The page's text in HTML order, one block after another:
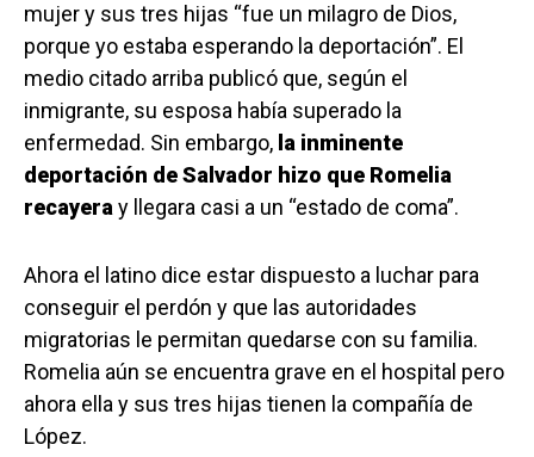
mujer y sus tres hijas “fue un milagro de Dios,
porque yo estaba esperando la deportación”. El
medio citado arriba publicó que, según el
inmigrante, su esposa había superado la
enfermedad. Sin embargo, la inminente
deportación de Salvador hizo que Romelia
recayeray llegara casi a un “estado de coma”.
Ahora el latino dice estar dispuesto a luchar para
conseguir el perdón y que las autoridades
migratorias le permitan quedarse con su familia.
Romelia aún se encuentra grave en el hospital pero
ahora ella y sus tres hijas tienen la compañía de
López.